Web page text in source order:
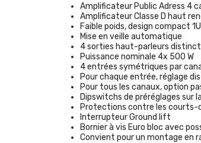
Amplificateur Public Adress 4
Amplificateur Classe D haut
Faible poids, design compact 1U
Mise en veille automatique
4 sorties haut-parleurs
Puissance nominale 4x 500 W
4 entrées symétriques par
Pour chaque entrée, réglage
Pour tous les canaux, option
Dipswitchs de préréglages sur
Protections contre les courts-
Interrupteur Ground lift
Bornier à vis Euro bloc avec
Convient pour un montage en